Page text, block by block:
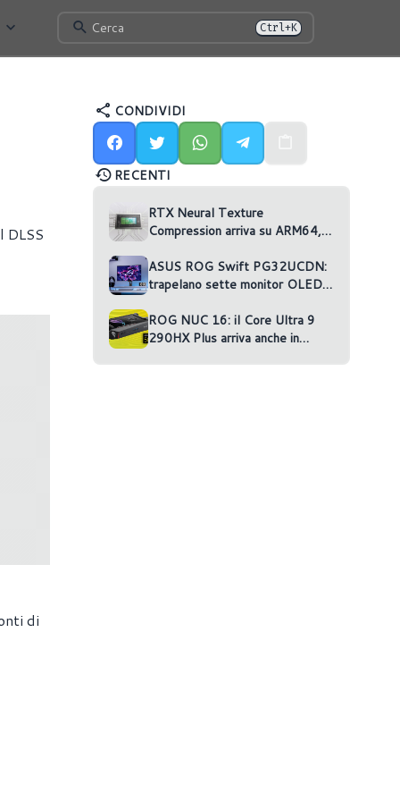
Cerca Ctrl+K
DLSS
di
CONDIVIDI
RECENTI
RTX Neural Texture
Compression arriva su ARM64,
ASUS ROG Swift PG32UCDN:
trapelano sette monitor OLED
ROG NUC 16: il Core Ultra 9
290HX Plus arriva anche in